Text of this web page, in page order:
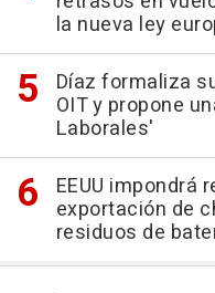
la nueva ley
Díaz formaliza
OIT y propone
Laborales'
EEUU impondrá
exportación de
residuos de